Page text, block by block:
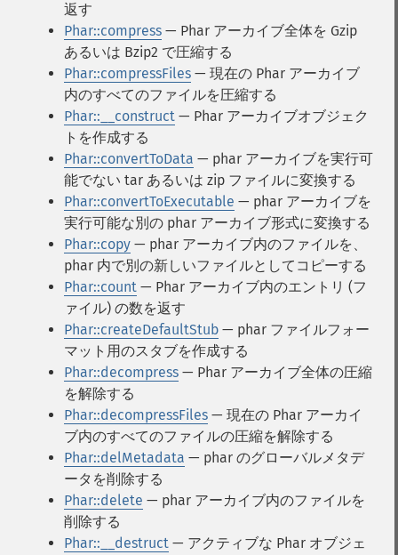
返す
Phar::compress — Phar アーカイブ全体を Gzip
あるいは Bzip2 で圧縮する
Phar::compressFiles — 現在の Phar アーカイブ
内のすべてのファイルを圧縮する
Phar::__construct — Phar アーカイブオブジェク
トを作成する
Phar::convertToData — phar アーカイブを実行可
能でない tar あるいは zip ファイルに変換する
Phar::convertToExecutable — phar アーカイブを
実行可能な別の phar アーカイブ形式に変換する
Phar::copy — phar アーカイブ内のファイルを、
phar 内で別の新しいファイルとしてコピーする
Phar::count — Phar アーカイブ内のエントリ (フ
ァイル) の数を返す
Phar::createDefaultStub — phar ファイルフォー
マット用のスタブを作成する
Phar::decompress — Phar アーカイブ全体の圧縮
を解除する
Phar::decompressFiles — 現在の Phar アーカイ
ブ内のすべてのファイルの圧縮を解除する
Phar::delMetadata — phar のグローバルメタデ
ータを削除する
Phar::delete — phar アーカイブ内のファイルを
削除する
Phar::__destruct — アクティブな Phar オブジェ